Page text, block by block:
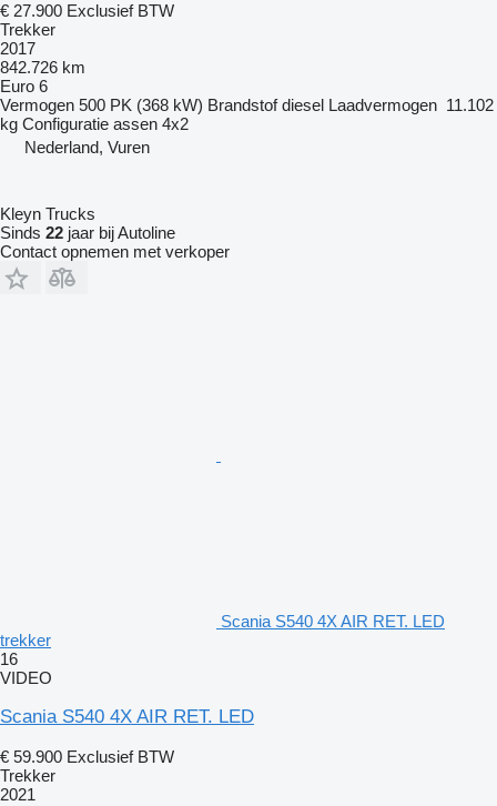
€ 27.900 Exclusief BTW
Trekker
2017
842.726 km
Euro 6
Vermogen 500 PK (368 kW) Brandstof diesel Laadvermogen 11.102
kg Configuratie assen 4x2
Nederland, Vuren
Kleyn Trucks
Sinds 22 jaar bij Autoline
Contact opnemen met verkoper
Scania S540 4X AIR RET. LED
trekker
16
VIDEO
Scania S540 4X AIR RET. LED
€ 59.900 Exclusief BTW
Trekker
2021